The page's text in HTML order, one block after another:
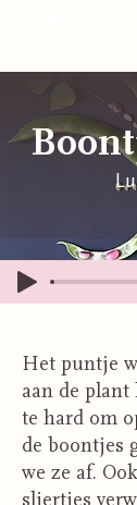
Het puntje
aan de plant
te hard om
de boontjes
we ze af.
sliertjes